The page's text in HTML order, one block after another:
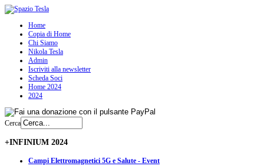
Home
Copia di Home
Chi Siamo
Nikola Tesla
Admin
Iscriviti alla newsletter
Scheda Soci
Home 2024
2024
Cerca
+INFINIUM 2024
Campi Elettromagnetici 5G e Salute - Event